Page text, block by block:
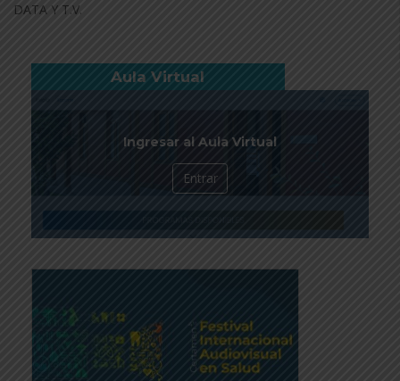
DATA Y T.V.
Aula Virtual
Ingresar al Aula Virtual
Entrar